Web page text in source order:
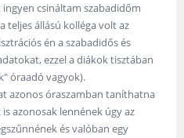
csináltam szabadidőm
teljes állású kolléga volt az
én a szabadidős és
ezzel a diákok tisztában
óraadó vagyok).
azonos óraszamban taníthatna
azonosak lennének úgy az
és valóban egy